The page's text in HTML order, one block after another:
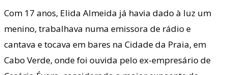
Com 17 anos, Elida Almeida já havia dado à luz um
menino, trabalhava numa emissora de rádio e
cantava e tocava em bares na Cidade da Praia, em
Cabo Verde, onde foi ouvida pelo ex-empresário de